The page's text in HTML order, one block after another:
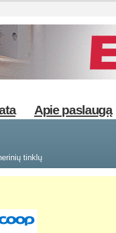
Apie paslaugą
tinklų